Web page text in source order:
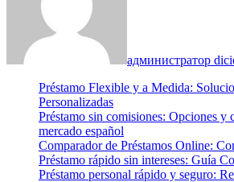
администратор
Préstamo Flexible y a Medida:
Personalizadas
Préstamo sin comisiones: Opciones y
mercado español
Comparador de Préstamos Online:
Préstamo rápido sin intereses: Guía
Préstamo personal rápido y seguro: